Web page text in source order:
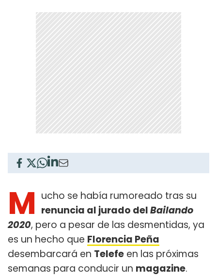
M ucho se había rumoreado tras su
renuncia al jurado delBailando
2020, pero a pesar de las desmentidas, ya
es un hecho que Florencia Peña
desembarcará en Telefe en las próximas
semanas para conducir un magazine.